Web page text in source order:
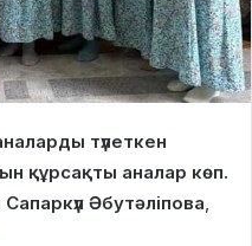
түлеткен
құрсақты аналар көп.
Әбутәліпова,